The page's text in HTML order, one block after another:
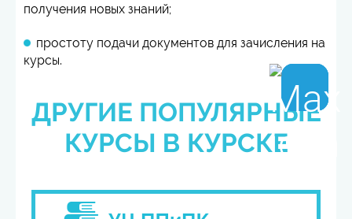
получения новых знаний;
простоту подачи документов для зачисления на
курсы.
ДРУГИЕ ПОПУЛЯРНЫЕ
КУРСЫ В КУРСКЕ